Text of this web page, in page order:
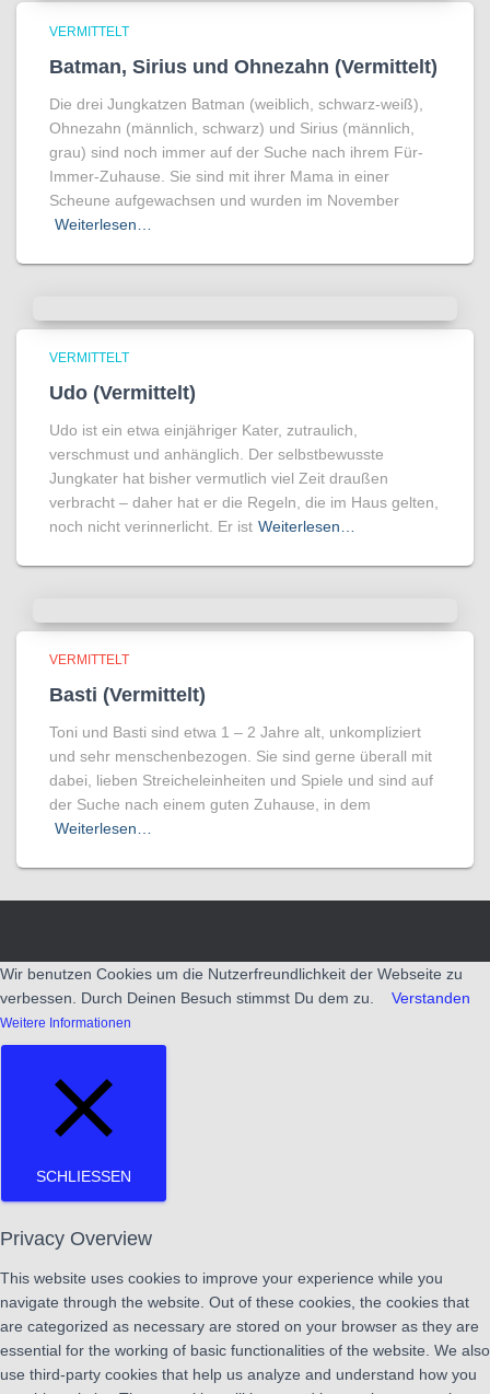
VERMITTELT
Batman, Sirius und Ohnezahn (Vermittelt)
Die drei Jungkatzen Batman (weiblich, schwarz-weiß),
Ohnezahn (männlich, schwarz) und Sirius (männlich,
grau) sind noch immer auf der Suche nach ihrem Für-
Immer-Zuhause. Sie sind mit ihrer Mama in einer
Scheune aufgewachsen und wurden im November
Weiterlesen…
VERMITTELT
Udo (Vermittelt)
Udo ist ein etwa einjähriger Kater, zutraulich,
verschmust und anhänglich. Der selbstbewusste
Jungkater hat bisher vermutlich viel Zeit draußen
verbracht – daher hat er die Regeln, die im Haus gelten,
noch nicht verinnerlicht. Er ist Weiterlesen…
VERMITTELT
Basti (Vermittelt)
Toni und Basti sind etwa 1 – 2 Jahre alt, unkompliziert
und sehr menschenbezogen. Sie sind gerne überall mit
dabei, lieben Streicheleinheiten und Spiele und sind auf
der Suche nach einem guten Zuhause, in dem
Weiterlesen…
Wir benutzen Cookies um die Nutzerfreundlichkeit der Webseite zu
verbessen. Durch Deinen Besuch stimmst Du dem zu. Verstanden
Weitere Informationen
SCHLIESSEN
Privacy Overview
This website uses cookies to improve your experience while you
navigate through the website. Out of these cookies, the cookies that
are categorized as necessary are stored on your browser as they are
essential for the working of basic functionalities of the website. We also
use third-party cookies that help us analyze and understand how you